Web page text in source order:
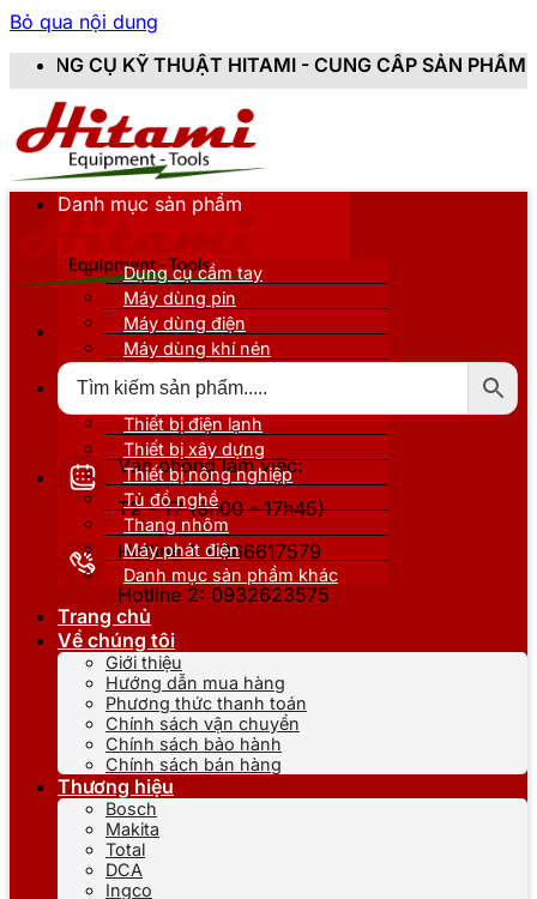
Bỏ qua nội dung
HITAMI - CUNG CẤP SẢN PHẨM CHÍNH HÃNG,
Văn phòng làm việc:
T2 - T7 (8h00 - 17h45)
Hotline 1: 0866617579
Hotline 2: 0932623575
Danh mục sản phẩm
Dụng cụ cầm tay
Máy dùng pin
Máy dùng điện
Máy dùng khí nén
Thiết bị nâng đỡ
Thiết bị điện lạnh
Thiết bị xây dựng
Thiết bị nông nghiệp
Tủ đồ nghề
Thang nhôm
Máy phát điện
Danh mục sản phẩm khác
Trang chủ
Về chúng tôi
Giới thiệu
Hướng dẫn mua hàng
Phương thức thanh toán
Chính sách vận chuyển
Chính sách bảo hành
Chính sách bán hàng
Thương hiệu
Bosch
Makita
Total
DCA
Ingco